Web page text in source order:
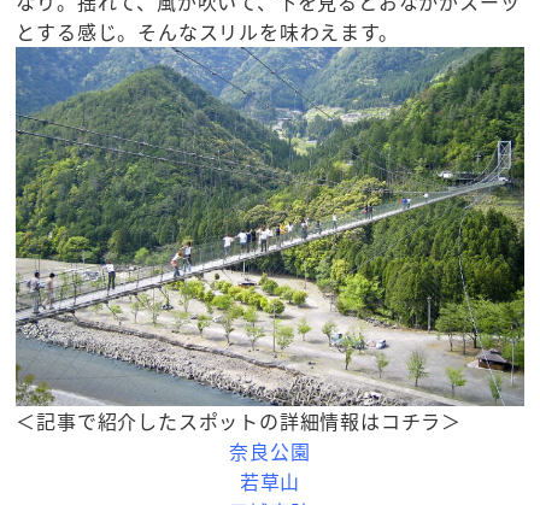
とする感じ。そんなスリルを味わえます。
＜記事で紹介したスポットの詳細情報はコチラ＞
奈良公園
若草山